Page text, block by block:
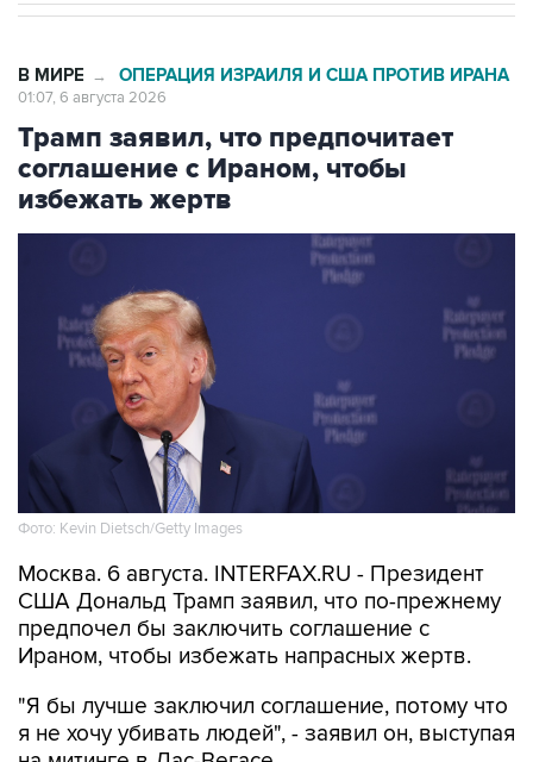
Трамп заявил, что предпочитает
соглашение с Ираном, чтобы
избежать жертв
Фото: Kevin Dietsch/Getty Images
Москва. 6 августа. INTERFAX.RU - Президент
предпочел бы заключить соглашение с
Ираном, чтобы избежать напрасных жертв.
"Я бы лучше заключил соглашение, потому что
на митинге в Лас-Вегасе.